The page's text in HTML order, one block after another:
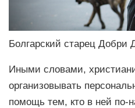
Болгарский старец Добри
Иными словами,
организовывать
помощь тем, кто в ней по-